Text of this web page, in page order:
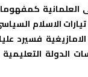
العلمانية
غير ان المخزن التقليدي و اغلب تيارات الاسلام
فسيرد
الدولة